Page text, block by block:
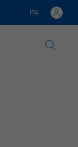
Lingua attiva:
ITA